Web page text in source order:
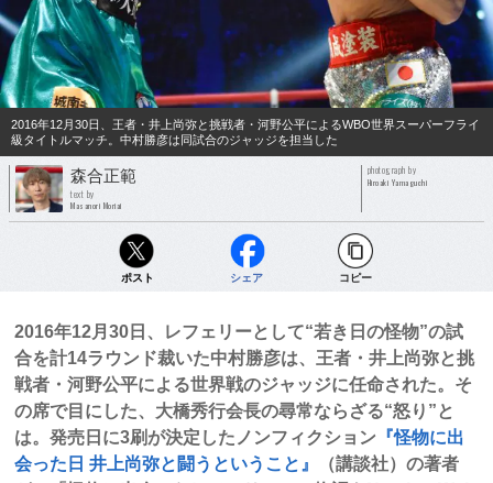
2016年12月30日、王者・井上尚弥と挑戦者・河野公平によるWBO世界スーパーフライ
級タイトルマッチ。中村勝彦は同試合のジャッジを担当した
森合正範
text by
Masanori Moriai
photograph by
Hiroaki Yamaguchi
ポスト シェア コピー
2016年12月30日、レフェリーとして“若き日の怪物”の試
合を計14ラウンド裁いた中村勝彦は、王者・井上尚弥と挑
戦者・河野公平による世界戦のジャッジに任命された。そ
の席で目にした、大橋秀行会長の尋常ならざる“怒り”と
は。発売日に3刷が決定したノンフィクション 『怪物に出
会った日 井上尚弥と闘うということ』
（講談社）の著者